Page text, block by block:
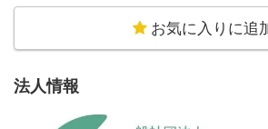
お気に入りに追
法人情報